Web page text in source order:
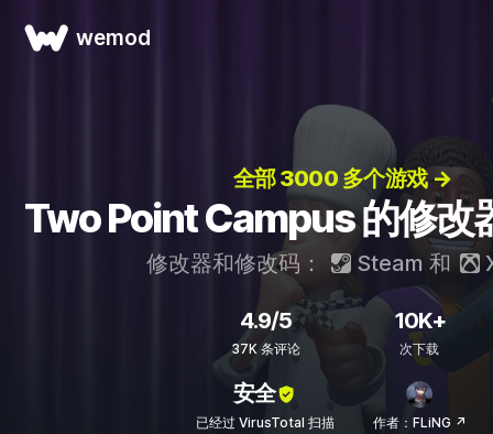
wemod
全部 3000 多个游戏 →
Two Point Campus 的修改
修改器和修改码： Steam 和
4.9/5
37K 条评论
10K+
次下载
安全
已经过 VirusTotal 扫描 作者：FLiNG ↗